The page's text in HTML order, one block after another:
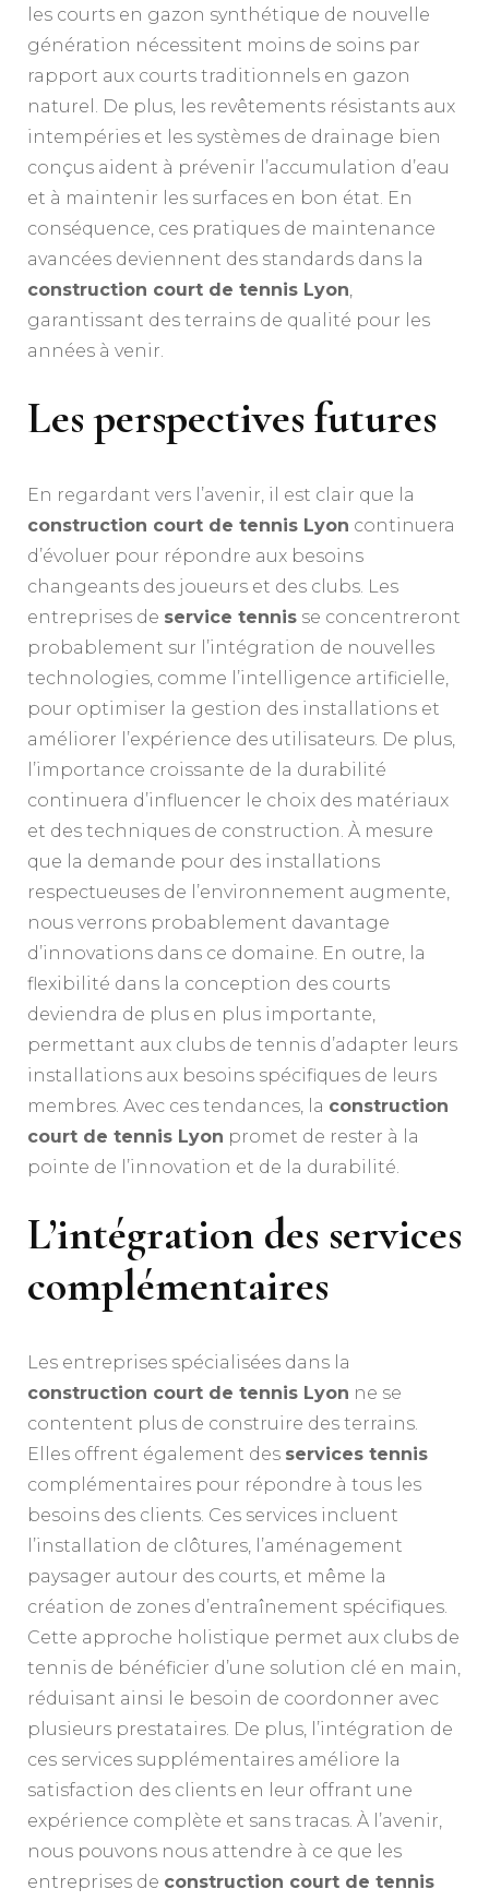
les courts en gazon synthétique de nouvelle
génération nécessitent moins de soins par
rapport aux courts traditionnels en gazon
naturel. De plus, les revêtements résistants aux
intempéries et les systèmes de drainage bien
conçus aident à prévenir l’accumulation d’eau
et à maintenir les surfaces en bon état. En
conséquence, ces pratiques de maintenance
avancées deviennent des standards dans la
construction court de tennis Lyon,
garantissant des terrains de qualité pour les
années à venir.
Les perspectives futures
En regardant vers l’avenir, il est clair que la
construction court de tennis Lyon continuera
d’évoluer pour répondre aux besoins
changeants des joueurs et des clubs. Les
entreprises de service tennis se concentreront
probablement sur l’intégration de nouvelles
technologies, comme l’intelligence artificielle,
pour optimiser la gestion des installations et
améliorer l’expérience des utilisateurs. De plus,
l’importance croissante de la durabilité
continuera d’influencer le choix des matériaux
et des techniques de construction. À mesure
que la demande pour des installations
respectueuses de l’environnement augmente,
nous verrons probablement davantage
d’innovations dans ce domaine. En outre, la
flexibilité dans la conception des courts
deviendra de plus en plus importante,
permettant aux clubs de tennis d’adapter leurs
installations aux besoins spécifiques de leurs
membres. Avec ces tendances, la construction
court de tennis Lyon promet de rester à la
pointe de l’innovation et de la durabilité.
L’intégration des services
complémentaires
Les entreprises spécialisées dans la
construction court de tennis Lyon ne se
contentent plus de construire des terrains.
Elles offrent également des services tennis
complémentaires pour répondre à tous les
besoins des clients. Ces services incluent
l’installation de clôtures, l’aménagement
paysager autour des courts, et même la
création de zones d’entraînement spécifiques.
Cette approche holistique permet aux clubs de
tennis de bénéficier d’une solution clé en main,
réduisant ainsi le besoin de coordonner avec
plusieurs prestataires. De plus, l’intégration de
ces services supplémentaires améliore la
satisfaction des clients en leur offrant une
expérience complète et sans tracas. À l’avenir,
nous pouvons nous attendre à ce que les
entreprises de construction court de tennis